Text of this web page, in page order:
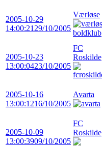
2005-10-29
14:00:21 29/10/2005
Værløse
2005-10-23
13:00:0423/10/2005
FC
Roskilde
2005-10-16
13:00:1216/10/2005
Avarta
2005-10-09
13:00:3909/10/2005
FC
Roskilde